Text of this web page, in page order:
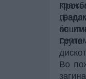
Во